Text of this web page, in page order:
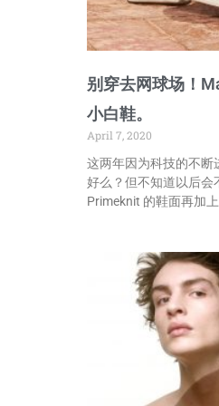
别穿去网球场！
小白鞋。
April 7, 2020
这两年因为科技的不断
好么？但不知道以后会
Primeknit 的鞋面再加